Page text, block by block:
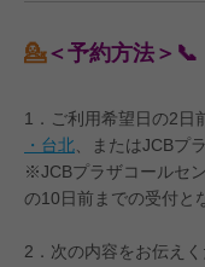
💁＜予約方法＞📞
1．ご利用希望日の2日
・台北 、またはJCBプ
※JCBプラザコールセ
の10日前までの受付と
2．次の内容をお伝えく